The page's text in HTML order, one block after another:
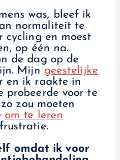
was, bleef ik
normaliteit te
cycling en moest
op één na.
de dag op de
Mijn geestelijke
en ik raakte in
probeerde voor te
zou moeten
om te leren
omdat ik voor